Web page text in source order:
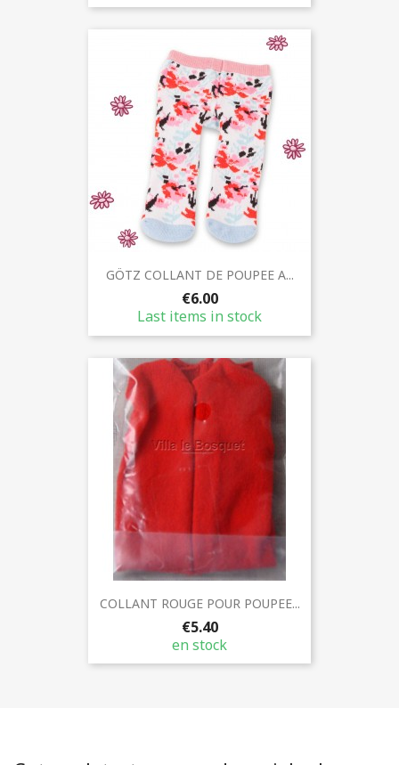
GÖTZ COLLANT DE POUPEE A...
€6.00
Last items in stock
COLLANT ROUGE POUR POUPEE...
€5.40
en stock